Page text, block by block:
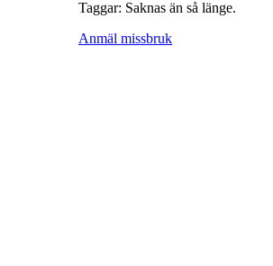
Taggar: Saknas än så länge.
Anmäl missbruk